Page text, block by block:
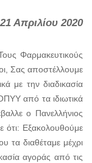
21 Απριλίου 2020
Φαρμακευτικούς
Σας αποστέλλουμε
με την διαδικασία
από τα ιδιωτικά
ο Πανελλήνιος
ότι: Εξακολουθούμε
διαθέταμε μέχρι
αγοράς από τις